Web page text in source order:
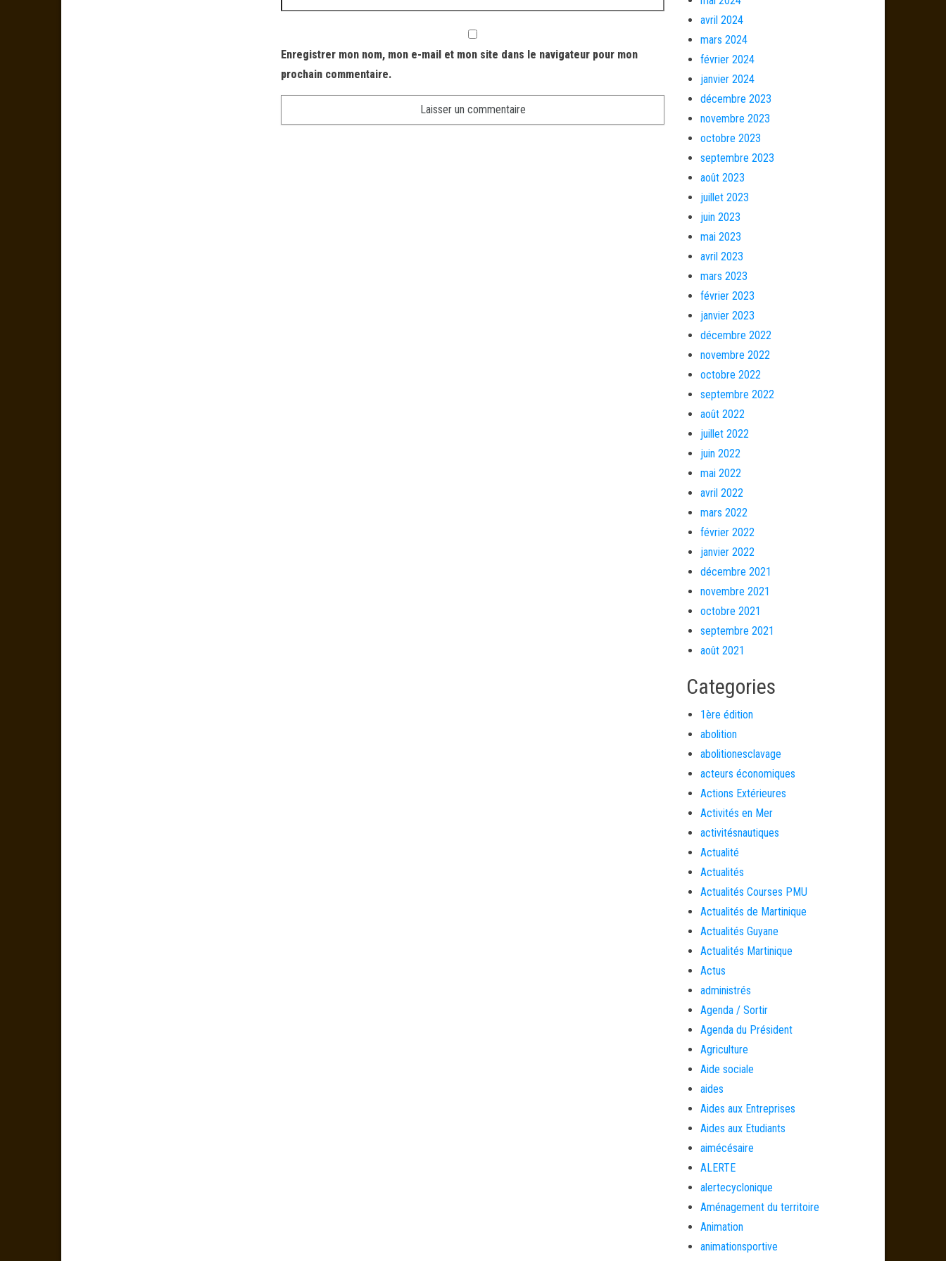
Enregistrer mon nom, mon e-mail et mon site dans le navigateur pour mon
prochain commentaire.
avril 2024
mars 2024
février 2024
janvier 2024
décembre 2023
novembre 2023
octobre 2023
septembre 2023
août 2023
juillet 2023
juin 2023
mai 2023
avril 2023
mars 2023
février 2023
janvier 2023
décembre 2022
novembre 2022
octobre 2022
septembre 2022
août 2022
juillet 2022
juin 2022
mai 2022
avril 2022
mars 2022
février 2022
janvier 2022
décembre 2021
novembre 2021
octobre 2021
septembre 2021
août 2021
Categories
1ère édition
abolition
abolitionesclavage
acteurs économiques
Actions Extérieures
Activités en Mer
activitésnautiques
Actualité
Actualités
Actualités Courses PMU
Actualités de Martinique
Actualités Guyane
Actualités Martinique
Actus
administrés
Agenda / Sortir
Agenda du Président
Agriculture
Aide sociale
aides
Aides aux Entreprises
Aides aux Etudiants
aimécésaire
ALERTE
alertecyclonique
Aménagement du territoire
Animation
animationsportive